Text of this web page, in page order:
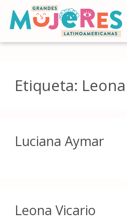
Etiqueta: Leona
Luciana Aymar
Leona Vicario